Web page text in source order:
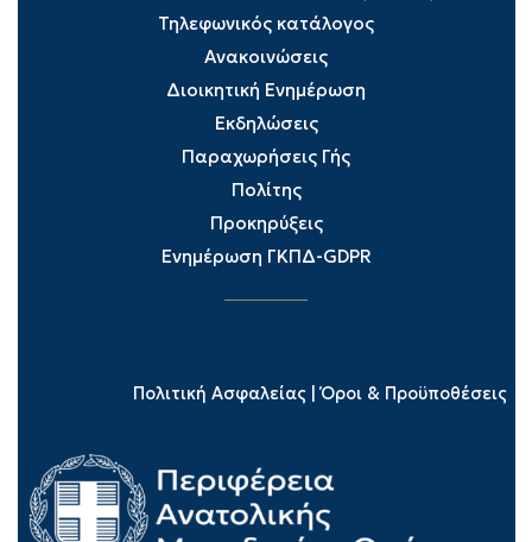
Τηλεφωνικός κατάλογος
Ανακοινώσεις
Διοικητική Ενημέρωση
Εκδηλώσεις
Παραχωρήσεις Γής
Πολίτης
Προκηρύξεις
Ενημέρωση ΓΚΠΔ-GDPR
Πολιτική Ασφαλείας|Όροι & Προϋποθέσεις